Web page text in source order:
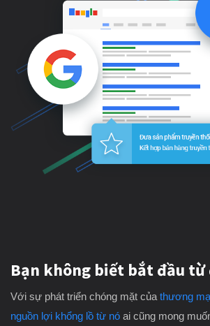
Bạn không biết bắt đầu từ
Với sự phát triển chóng mặt củathương
nguồn lợi khổng lồ từ nó ai cũng mong